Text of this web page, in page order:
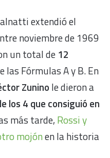
extendió el
noviembre de 1969
un total de 12
las Fórmulas A y B. En
Zunino le dieron a
los 4 que consiguió en
más tarde, Rossi y
mojónen la historia